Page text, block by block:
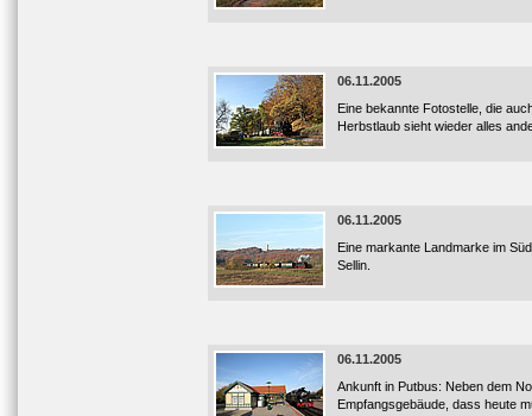
06.11.2005
Eine bekannte Fotostelle, die
Herbstlaub sieht wieder alles
06.11.2005
Eine markante Landmarke im
Sellin.
06.11.2005
Ankunft in Putbus: Neben dem
Empfangsgebäude, dass heute